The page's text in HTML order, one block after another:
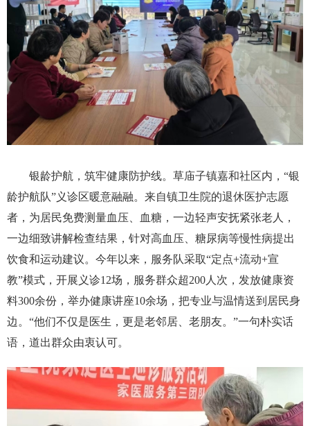
银龄护航，筑牢健康防护线。草庙子镇嘉和社区内，“银
龄护航队”义诊区暖意融融。来自镇卫生院的退休医护志愿
者，为居民免费测量血压、血糖，一边轻声安抚紧张老人，
一边细致讲解检查结果，针对高血压、糖尿病等慢性病提出
饮食和运动建议。今年以来，服务队采取“定点+流动+宣
教”模式，开展义诊12场，服务群众超200人次，发放健康资
料300余份，举办健康讲座10余场，把专业与温情送到居民身
边。“他们不仅是医生，更是老邻居、老朋友。”一句朴实话
语，道出群众由衷认可。